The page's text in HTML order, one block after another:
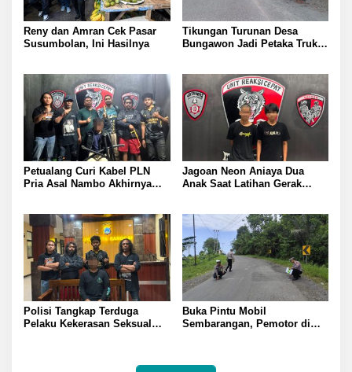
Reny dan Amran Cek Pasar
Susumbolan, Ini Hasilnya
Tikungan Turunan Desa
Bungawon Jadi Petaka Truk
Petualang Curi Kabel PLN
Pria Asal Nambo Akhirnya
Jagoan Neon Aniaya Dua
Anak Saat Latihan Gerak
Polisi Tangkap Terduga
Pelaku Kekerasan Seksual
Buka Pintu Mobil
Sembarangan, Pemotor di